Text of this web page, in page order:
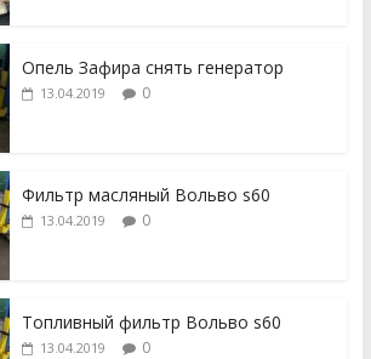
Опель Зафира снять генератор
13.04.2019 0
Фильтр масляный Вольво s60
13.04.2019 0
Топливный фильтр Вольво s60
13.04.2019 0